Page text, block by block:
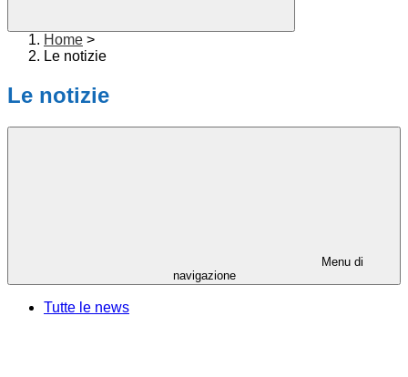
Home >
Le notizie
Le notizie
Menu di
navigazione
Tutte le news